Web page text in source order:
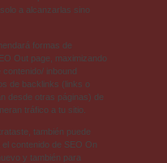
a alcanzarlas sino
formas de
Out page, maximizando
inbound
de backlinks (links o
desde otras páginas) de
tráfico a tu sitio.
también puede
contenido de SEO On
y también para